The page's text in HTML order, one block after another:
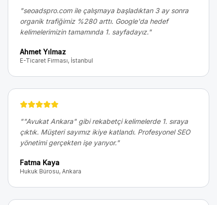
"seoadspro.com ile çalışmaya başladıktan 3 ay sonra
organik trafiğimiz %280 arttı. Google'da hedef
kelimelerimizin tamamında 1. sayfadayız."
Ahmet Yılmaz
E-Ticaret Firması, İstanbul
""Avukat Ankara" gibi rekabetçi kelimelerde 1. sıraya
çıktık. Müşteri sayımız ikiye katlandı. Profesyonel SEO
yönetimi gerçekten işe yarıyor."
Fatma Kaya
Hukuk Bürosu, Ankara